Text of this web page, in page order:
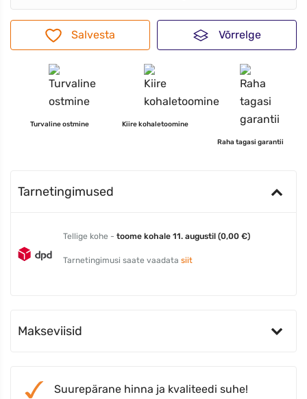
Salvesta Võrrelge
Turvaline ostmine Kiire kohaletoomine
Raha tagasi garantii
Tarnetingimused
Tellige kohe - toome kohale 11. augustil (0,00 €)
Tarnetingimusi saate vaadata siit
Makseviisid
Suurepärane hinna ja kvaliteedi suhe!